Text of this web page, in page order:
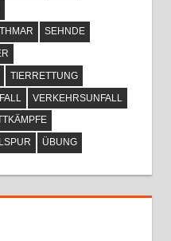
SEHNDE
TIERRETTUNG
VERKEHRSUNFALL
ÜBUNG